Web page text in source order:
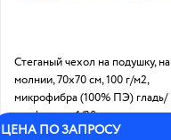
Стеганый чехол на подушку, на
молнии, 70х70 см, 100 г/м2,
микрофибра (100% ПЭ) гладь/
холфитекс: 1/30
ЦЕНА ПО ЗАПРОСУ